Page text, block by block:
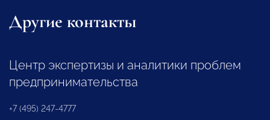
Другие контакты
Центр экспертизы и аналитики проблем
предпринимательства
+7 (495) 247-4777